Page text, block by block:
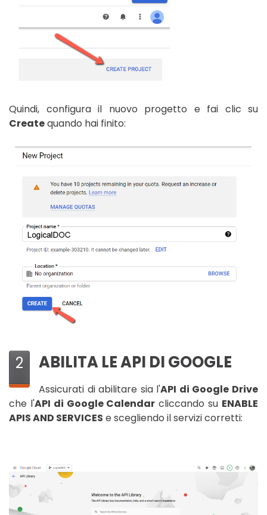
Quindi, configura il nuovo progetto e fai clic su
Createquando hai finito:
2 ABILITA LE API DI GOOGLE
Assicurati di abilitare sia l'API di Google Drive
che l'API di Google Calendar cliccando su ENABLE
APIS AND SERVICES e scegliendo il servizi corretti: